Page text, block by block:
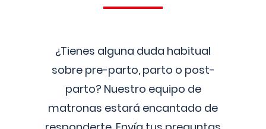
¿Tienes alguna duda habitual
sobre pre-parto, parto o post-
parto? Nuestro equipo de
matronas estará encantado de